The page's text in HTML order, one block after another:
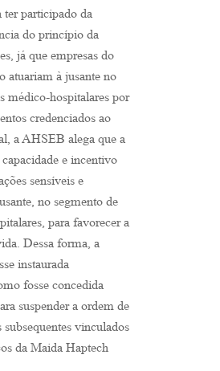
participado da
do princípio da
já que empresas do
atuariam à jusante no
médico-hospitalares por
credenciados ao
a AHSEB alega que a
e incentivo
sensíveis e
no segmento de
para favorecer a
Dessa forma, a
instaurada
fosse concedida
suspender a ordem de
vinculados
da Maida Haptech